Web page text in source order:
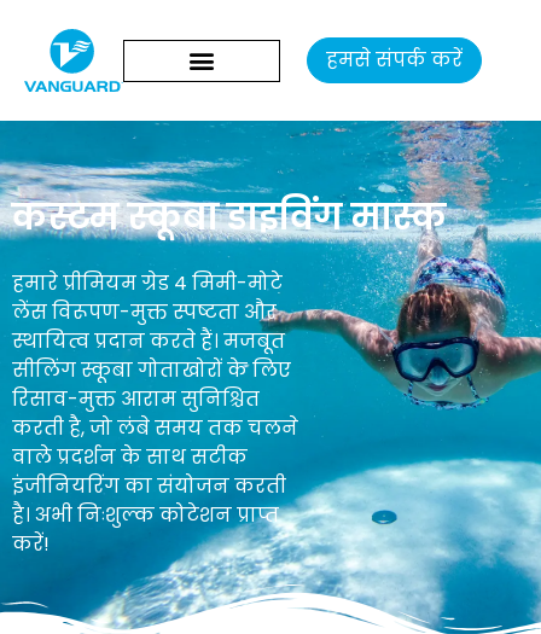
हमसे संपर्क करें
कस्टम स्कूबा डाइविंग मास्क
हमारे प्रीमियम ग्रेड 4 मिमी-मोटे
लेंस विरूपण-मुक्त स्पष्टता और
स्थायित्व प्रदान करते हैं। मजबूत
सीलिंग स्कूबा गोताखोरों के लिए
रिसाव-मुक्त आराम सुनिश्चित
करती है, जो लंबे समय तक चलने
वाले प्रदर्शन के साथ सटीक
इंजीनियरिंग का संयोजन करती
है। अभी निःशुल्क कोटेशन प्राप्त
करें!